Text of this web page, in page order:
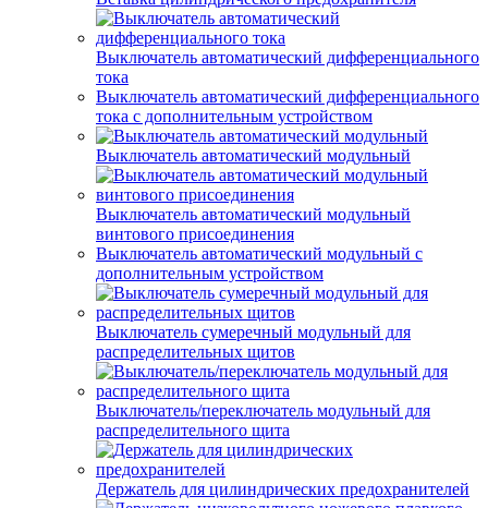
Выключатель автоматический дифференциального
тока
Выключатель автоматический дифференциального
тока с дополнительным устройством
Выключатель автоматический модульный
Выключатель автоматический модульный
винтового присоединения
Выключатель автоматический модульный с
дополнительным устройством
Выключатель сумеречный модульный для
распределительных щитов
Выключатель/переключатель модульный для
распределительного щита
Держатель для цилиндрических предохранителей